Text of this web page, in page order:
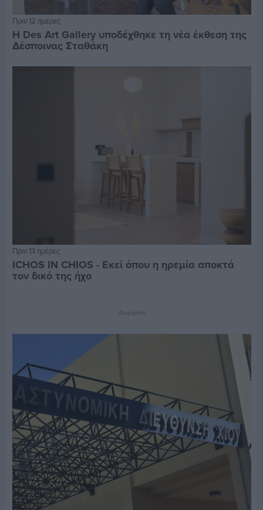
Πριν 12 ημέρες
Η Des Art Gallery υποδέχθηκε τη νέα έκθεση της
Δέσποινας Σταθάκη
Πριν 13 ημέρες
ICHOS IN CHIOS - Εκεί όπου η ηρεμία αποκτά
τον δικό της ήχο
Διαφήμιση